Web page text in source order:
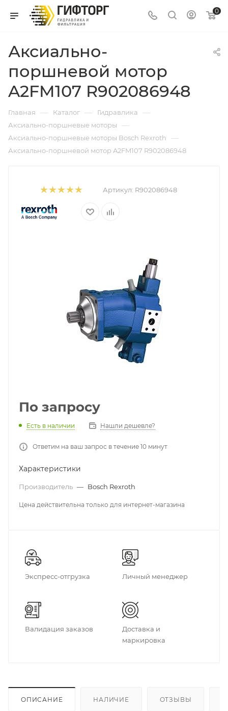
0
Аксиально-
поршневой мотор
A2FM107 R902086948
Главная — Каталог — Гидравлика —
Аксиально-поршневые моторы —
Аксиально-поршневые моторы Bosch Rexroth —
Аксиально-поршневой мотор A2FM107 R902086948
Артикул: R902086948
По запросу
Есть в наличии Нашли дешевле?
Ответим на ваш запрос в течение 10 минут
Характеристики
Производитель — Bosch Rexroth
Цена действительна только для интернет-магазина
Экспресс-отгрузка Личный менеджер
Валидация заказов
Доставка и
маркировка
ОПИСАНИЕ НАЛИЧИЕ ОТЗЫВЫ